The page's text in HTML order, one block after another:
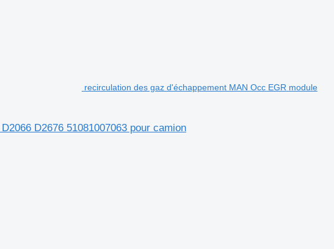
recirculation des gaz d'échappement MAN Occ EGR module
D2676 51081007063 pour camion